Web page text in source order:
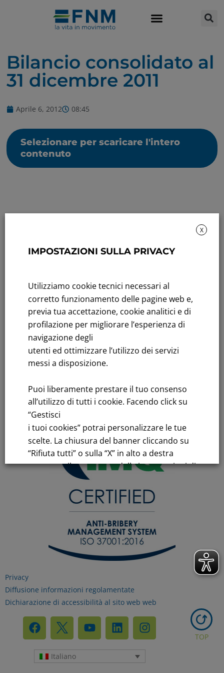
Bilancio consolidato al
31 dicembre 2011
Aprile 6, 2012 08:45
Selezionare per scaricare l'intero
contenuto
Bandi di gara: Ultimi bandi
FNM S.p.A.
Sede in Milano, Piazzale Cadorna, 14
fnm@legalmail.it
Capitale sociale € 230.000.000,00 interamente versato
Iscrizione Registro Imprese
C.C.I.AA. Milano – REA 28331
Privacy
Diffusione informazioni regolamentate
Dichiarazione di accessibilità al sito web web
Italiano
TOP
X
IMPOSTAZIONI SULLA PRIVACY
Utilizziamo cookie tecnici necessari al
corretto funzionamento delle pagine web e,
previa tua accettazione, cookie analitici e di
profilazione per migliorare l’esperienza di
navigazione degli
utenti ed ottimizzare l’utilizzo dei servizi
messi a disposizione.
Puoi liberamente prestare il tuo consenso
all’utilizzo di tutti i cookie. Facendo click su
“Gestisci
i tuoi cookies” potrai personalizzare le tue
scelte. La chiusura del banner cliccando su
“Rifiuta tutti” o sulla “X” in alto a destra
comporta il permanere delle impostazioni di
default e la continuazione della navigazione
in assenza di cookie o altri strumenti di
tracciamento diversi da quelli tecnici.
Per maggiori informazioni consulta la
nostra
Informativa sui dati personali e cookie
RIFIUTA TUTTI
GESTISCI I TUOI COOKIES